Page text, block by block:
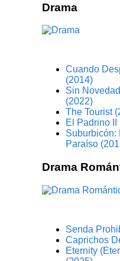
Drama
Cuando
(2014)
Sin
(2022)
The Tourist
El Padrino II
Suburbicón:
Paraíso
Drama
Senda
Caprichos
Eternity